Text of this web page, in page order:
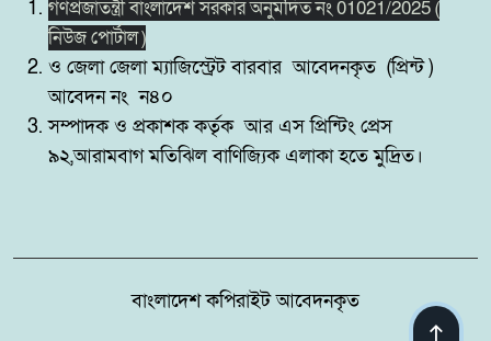
হিসেবে সম্মাননাপত্র গ্রহন করেন দিরাই
থানার ওসি মোঃ আমিনুল ইসলাম
৯
মদনে প্রশাসনের অভিযানে নিষিদ্ধ
বেড়জাল ও চায়না জাল পুড়িয়ে ধ্বংস,
১০
গণপ্রজাতন্ত্রী বাংলাদেশ সরকার অনুমদিত নং 01021/2025 (
নিউজ পোর্টাল )
ও জেলা জেলা ম্যাজিস্ট্রেট বারবার আবেদনকৃত (প্রিন্ট )
আবেদন নং ন৪০
সম্পাদক ও প্রকাশক কর্তৃক আর এস প্রিন্টিং প্রেস
৯২,আরামবাগ মতিঝিল বাণিজ্যিক এলাকা হতে মুদ্রিত।
বাংলাদেশ কপিরাইট আবেদনকৃত